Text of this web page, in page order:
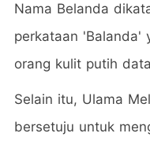
Nama Belanda
perkataan 'Balanda'
orang kulit putih
Selain itu, Ulama
bersetuju untuk